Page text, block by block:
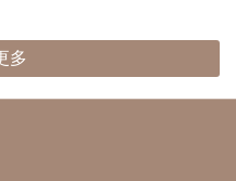
多